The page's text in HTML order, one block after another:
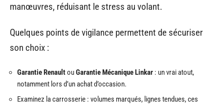
manœuvres, réduisant le stress au volant.
Quelques points de vigilance permettent de sécuriser
son choix :
Garantie RenaultouGarantie Mécanique Linkar : un vrai atout,
notamment lors d’un achat d’occasion.
Examinez la carrosserie : volumes marqués, lignes tendues, ces